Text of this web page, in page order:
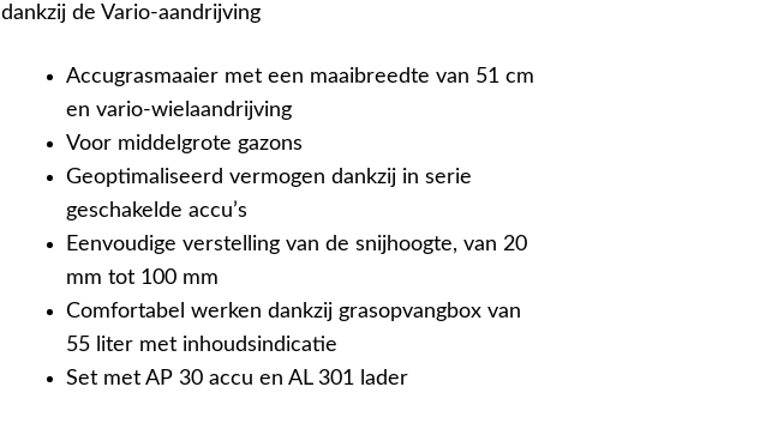
dankzij de Vario-aandrijving
Accugrasmaaier met een maaibreedte van 51 cm
en vario-wielaandrijving
Voor middelgrote gazons
Geoptimaliseerd vermogen dankzij in serie
geschakelde accu’s
Eenvoudige verstelling van de snijhoogte, van 20
mm tot 100 mm
Comfortabel werken dankzij grasopvangbox van
55 liter met inhoudsindicatie
Set met AP 30 accu en AL 301 lader